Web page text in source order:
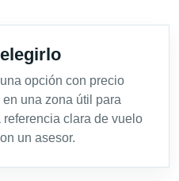
opción con precio
una zona útil para
clara de vuelo
un asesor.